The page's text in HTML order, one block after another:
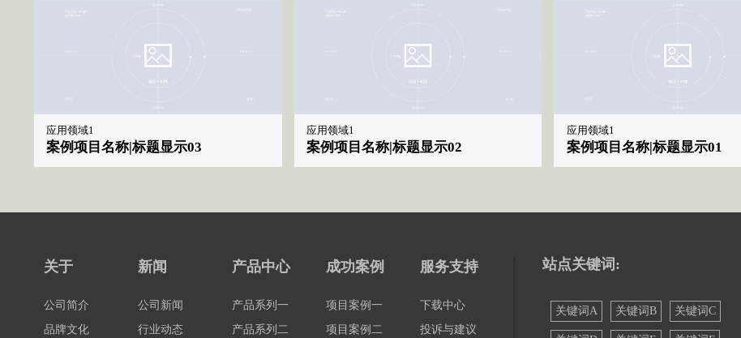
应用领域1
案例项目名称|标题显示03
应用领域1
案例项目名称|标题显示02
应用领域1
案例项目名称|标题显示01
关于
公司简介
品牌文化
新闻
公司新闻
行业动态
产品中心
产品系列一
产品系列二
成功案例
项目案例一
项目案例二
服务支持
下载中心
投诉与建议
站点关键词:
关键词A 关键词B 关键词C